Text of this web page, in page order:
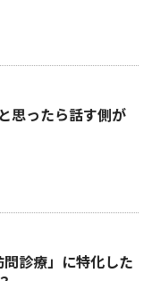
思ったら話す側が
診療」に特化した